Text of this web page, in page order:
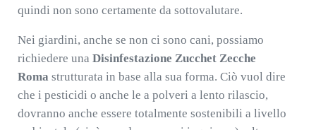
quindi non sono certamente da sottovalutare.
Nei giardini, anche se non ci sono cani, possiamo
richiedere una Disinfestazione Zucchet Zecche
Roma strutturata in base alla sua forma. Ciò vuol dire
che i pesticidi o anche le a polveri a lento rilascio,
dovranno anche essere totalmente sostenibili a livello